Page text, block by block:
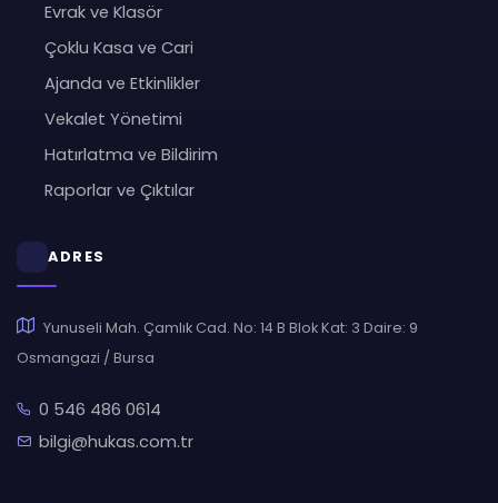
Evrak ve Klasör
Çoklu Kasa ve Cari
Ajanda ve Etkinlikler
Vekalet Yönetimi
Hatırlatma ve Bildirim
Raporlar ve Çıktılar
ADRES
Yunuseli Mah. Çamlık Cad. No: 14 B Blok Kat: 3 Daire: 9
Osmangazi / Bursa
0 546 486 0614
bilgi@hukas.com.tr